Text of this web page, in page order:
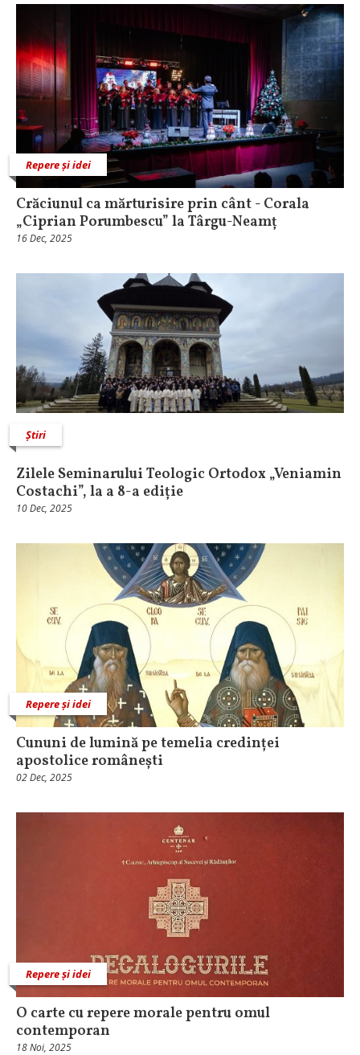
Repere și idei
Crăciunul ca mărturisire prin cânt - Corala
„Ciprian Porumbescu” la Târgu-Neamț
16 Dec, 2025
Știri
Zilele Seminarului Teologic Ortodox „Veniamin
Costachi”, la a 8-a ediție
10 Dec, 2025
Repere și idei
Cununi de lumină pe temelia credinței
apostolice românești
02 Dec, 2025
Repere și idei
O carte cu repere morale pentru omul
contemporan
18 Noi, 2025